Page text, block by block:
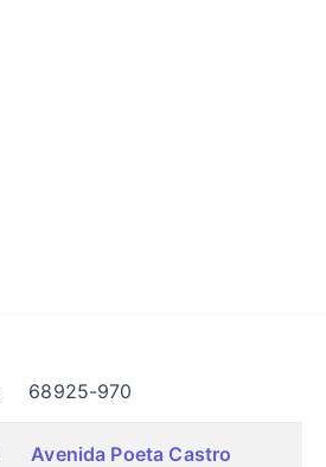
68925-970
Avenida Poeta Castro